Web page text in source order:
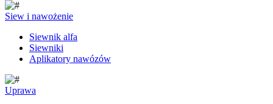
Siew i nawożenie
Siewnik alfa
Siewniki
Aplikatory nawózów
Uprawa